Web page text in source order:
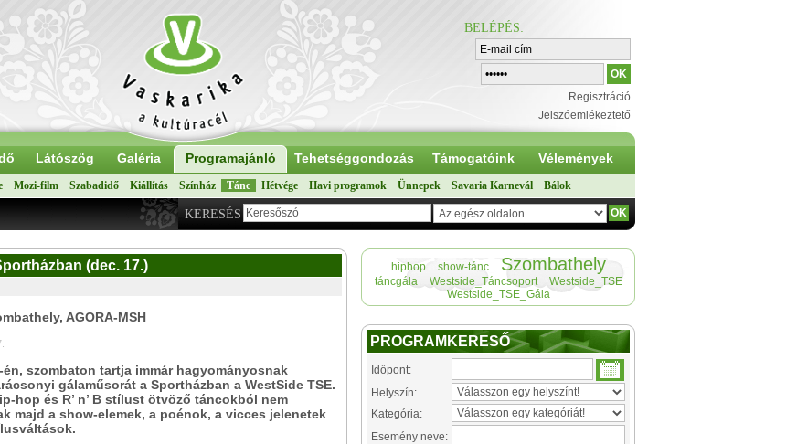
BELÉPÉS:
Regisztráció
Jelszóemlékeztető
Látószög Galéria Programajánló Tehetséggondozás Támogatóink Vélemények
Mozi-film Szabadidő Kiállítás Színház Tánc Hétvége Havi programok Ünnepek Savaria Karnevál Bálok
KERESÉS
(dec. 17.)
AGORA-MSH
én, szombaton tartja immár hagyományosnak
gálaműsorát a Sportházban a WestSide TSE.
hop és R’ n’ B stílust ötvöző táncokból nem
majd a show-elemek, a poénok, a vicces jelenetek
hiphop show-tánc Szombathely
táncgála Westside_Táncsoport
Westside_TSE
Westside_TSE_Gála
PROGRAMKERESŐ
Időpont:
Helyszín:
Kategória:
Esemény neve: